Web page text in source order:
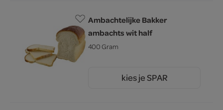
Ambachtelijke Bakker
ambachts wit half
400 Gram
kies je SPAR